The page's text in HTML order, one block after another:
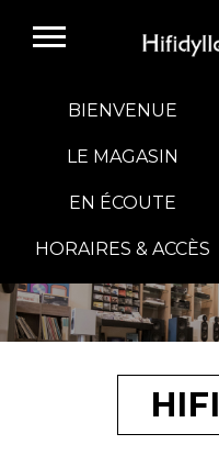
E-BOUTIQUE
HIFI GROUP
BIENVENUE
LE MAGASIN
EN ÉCOUTE
HORAIRES & ACCÈS
HIFI